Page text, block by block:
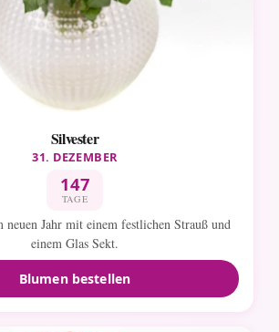
Silvester
31. DEZEMBER
147
TAGE
Jahr mit einem festlichen Strauß und
einem Glas Sekt.
Blumen bestellen